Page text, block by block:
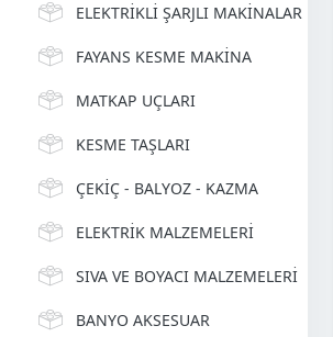
ELEKTRİKLİ ŞARJLI MAKİNALAR
FAYANS KESME MAKİNA
MATKAP UÇLARI
KESME TAŞLARI
ÇEKİÇ - BALYOZ - KAZMA
ELEKTRİK MALZEMELERİ
SIVA VE BOYACI MALZEMELERİ
BANYO AKSESUAR